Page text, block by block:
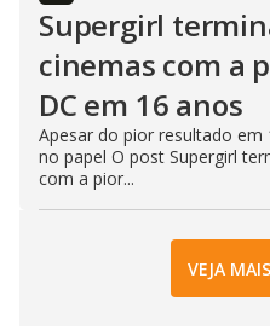
Supergirl
cinemas com a
DC em 16 anos
Apesar do pior resultado em
no papel O post Supergirl
com a pior...
VEJA